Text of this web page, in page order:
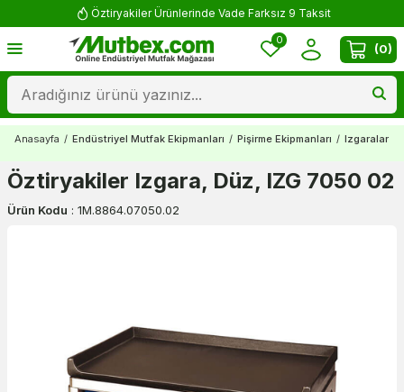
Öztiryakiler Ürünlerinde Vade Farksız 9 Taksit
0
(0)
Anasayfa / Endüstriyel Mutfak Ekipmanları / Pişirme Ekipmanları / Izgaralar
Öztiryakiler Izgara, Düz, IZG 7050 02
Ürün Kodu : 1M.8864.07050.02